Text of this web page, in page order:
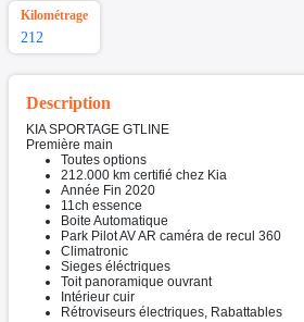
Kilométrage
212
Description
KIA SPORTAGE GTLINE
Première main
Toutes options
212.000 km certifié chez Kia
Année Fin 2020
11ch essence
Boite Automatique
Park Pilot AV AR caméra de recul 360
Climatronic
Sieges éléctriques
Toit panoramique ouvrant
Intérieur cuir
Rétroviseurs électriques, Rabattables